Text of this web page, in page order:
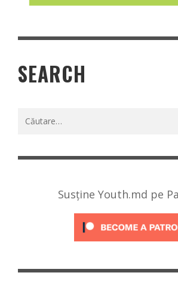
SEARCH
Caută
Susține Youth.md pe